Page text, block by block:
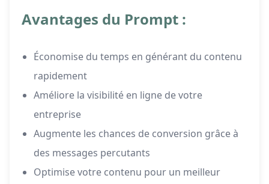
Avantages du Prompt :
Économise du temps en générant du contenu
rapidement
Améliore la visibilité en ligne de votre
entreprise
Augmente les chances de conversion grâce à
des messages percutants
Optimise votre contenu pour un meilleur